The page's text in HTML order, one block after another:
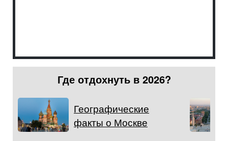
Где отдохнуть в 2026?
Географические
факты о Москве